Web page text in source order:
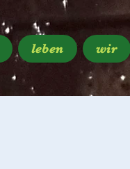
leben wir